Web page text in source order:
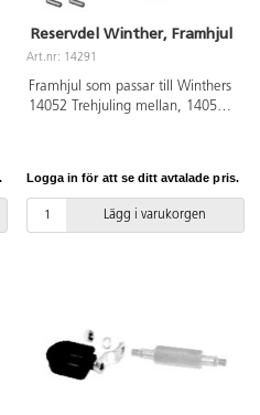
Reservdel Winther, Framhjul
Art.nr: 14291
Framhjul som passar till Winthers
14052 Trehjuling mellan, 14055
Logga in för att se ditt avtalade pris.
Lägg i varukorgen